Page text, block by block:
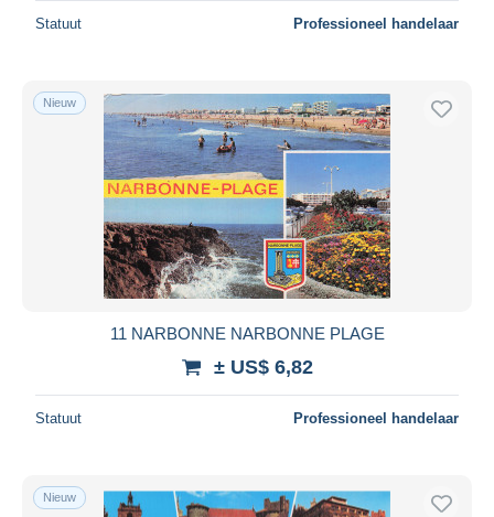
Statuut Professioneel handelaar
Nieuw
11 NARBONNE NARBONNE PLAGE
± US$ 6,82
Statuut Professioneel handelaar
Nieuw